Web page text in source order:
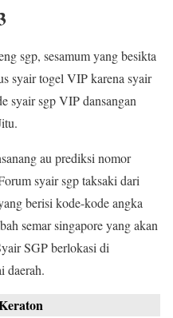
sgp, sesamum yang besikta
syair togel VIP karena syair
syair sgp VIP dansangan
au prediksi nomor
syair sgp taksaki dari
berisi kode-kode angka
semar singapore yang akan
SGP berlokasi di
daerah.